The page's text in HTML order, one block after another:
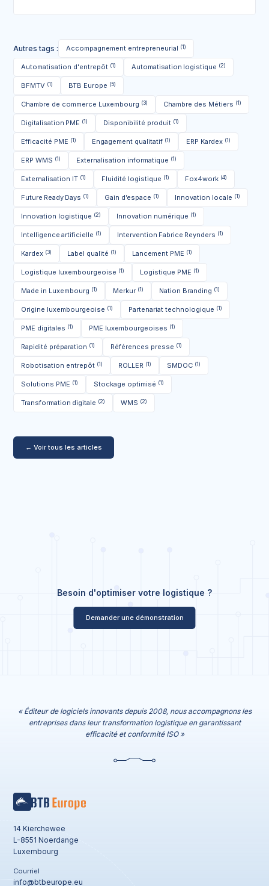
Autres tags : Accompagnement entrepreneurial (1)
Automatisation d'entrepôt (1) Automatisation logistique (2)
BFMTV (1) BTB Europe (5)
Chambre de commerce Luxembourg (3) Chambre des Métiers (1)
Digitalisation PME (1) Disponibilité produit (1)
Efficacité PME (1) Engagement qualitatif (1) ERP Kardex (1)
ERP WMS (1) Externalisation informatique (1)
Externalisation IT (1) Fluidité logistique (1) Fox4work (4)
Future Ready Days (1) Gain d’espace (1) Innovation locale (1)
Innovation logistique (2) Innovation numérique (1)
Intelligence artificielle (1) Intervention Fabrice Reynders (1)
Kardex (3) Label qualité (1) Lancement PME (1)
Logistique luxembourgeoise (1) Logistique PME (1)
Made in Luxembourg (1) Merkur (1) Nation Branding (1)
Origine luxembourgeoise (1) Partenariat technologique (1)
PME digitales (1) PME luxembourgeoises (1)
Rapidité préparation (1) Références presse (1)
Robotisation entrepôt (1) ROLLER (1) SMDOC (1)
Solutions PME (1) Stockage optimisé (1)
Transformation digitale (2) WMS (2)
← Voir tous les articles
Besoin d'optimiser votre logistique ?
Demander une démonstration
« Éditeur de logiciels innovants depuis 2008, nous accompagnons les
entreprises dans leur transformation logistique en garantissant
efficacité et conformité ISO »
14 Kierchewee
L-8551 Noerdange
Luxembourg
Courriel
info@btbeurope.eu